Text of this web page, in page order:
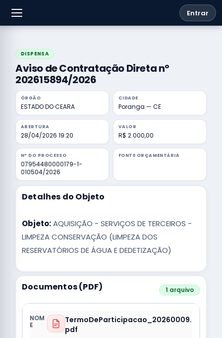
Entrar
DISPENSA
Aviso de Contratação Direta nº
202615894/2026
ÓRGÃO
ESTADO DO CEARA
CIDADE
Poranga — CE
ABERTURA
28/04/2026 19:20
VALOR
R$ 2.000,00
Nº DO PROCESSO
07954480000179-1-
010504/2026
FONTE ORÇAMENTÁRIA
Detalhes do Objeto
Objeto:AQUISIÇÃO - SERVIÇOS DE TERCEIROS -
LIMPEZA CONSERVAÇÃO (LIMPEZA DOS
RESERVATÓRIOS DE ÁGUA E DEDETIZAÇÃO)
Documentos (PDF) 1 arquivo
TermoDeParticipacao_20260009.
pdf